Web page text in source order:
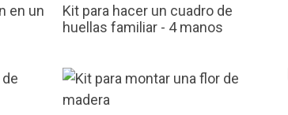
en un
Kit para hacer un cuadro de
huellas familiar - 4 manos